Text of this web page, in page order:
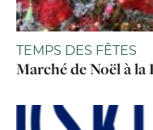
TEMPS DES FÊTES
Marché de Noël à